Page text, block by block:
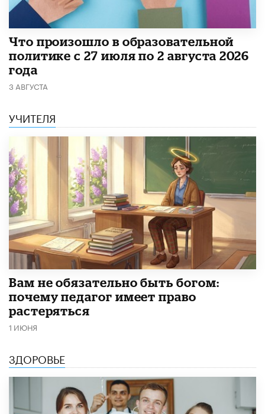
​Что произошло в образовательной
политике с 27 июля по 2 августа 2026
года
3 АВГУСТА
УЧИТЕЛЯ
​Вам не обязательно быть богом:
почему педагог имеет право
растеряться
1 ИЮНЯ
ЗДОРОВЬЕ